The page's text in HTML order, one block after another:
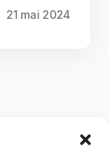
21 mai 2024